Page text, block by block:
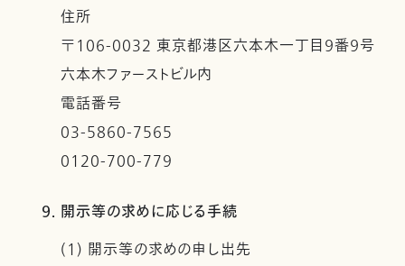
住所
〒106-0032 東京都港区六本木一丁目９番９号
六本木ファーストビル内
電話番号
03-5860-7565
0120-700-779
9. 開示等の求めに応じる手続
(1) 開示等の求めの申し出先